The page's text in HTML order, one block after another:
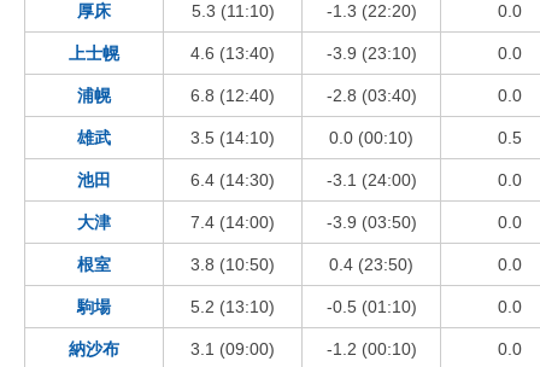
厚床 5.3 (11:10) -1.3 (22:20) 0.0
上士幌 4.6 (13:40) -3.9 (23:10) 0.0
浦幌 6.8 (12:40) -2.8 (03:40) 0.0
雄武 3.5 (14:10) 0.0 (00:10) 0.5
池田 6.4 (14:30) -3.1 (24:00) 0.0
大津 7.4 (14:00) -3.9 (03:50) 0.0
根室 3.8 (10:50) 0.4 (23:50) 0.0
駒場 5.2 (13:10) -0.5 (01:10) 0.0
納沙布 3.1 (09:00) -1.2 (00:10) 0.0